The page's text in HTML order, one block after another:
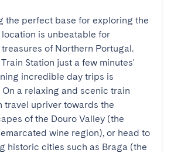
the perfect base for exploring the
is unbeatable for
of Northern Portugal.
Station just a few minutes'
incredible day trips is
a relaxing and scenic train
travel upriver towards the
of the Douro Valley (the
wine region), or head to
historic cities such as Braga (the